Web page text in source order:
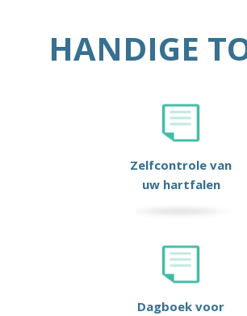
HANDIGE
Zelfcontrole van
uw hartfalen
Dagboek voor